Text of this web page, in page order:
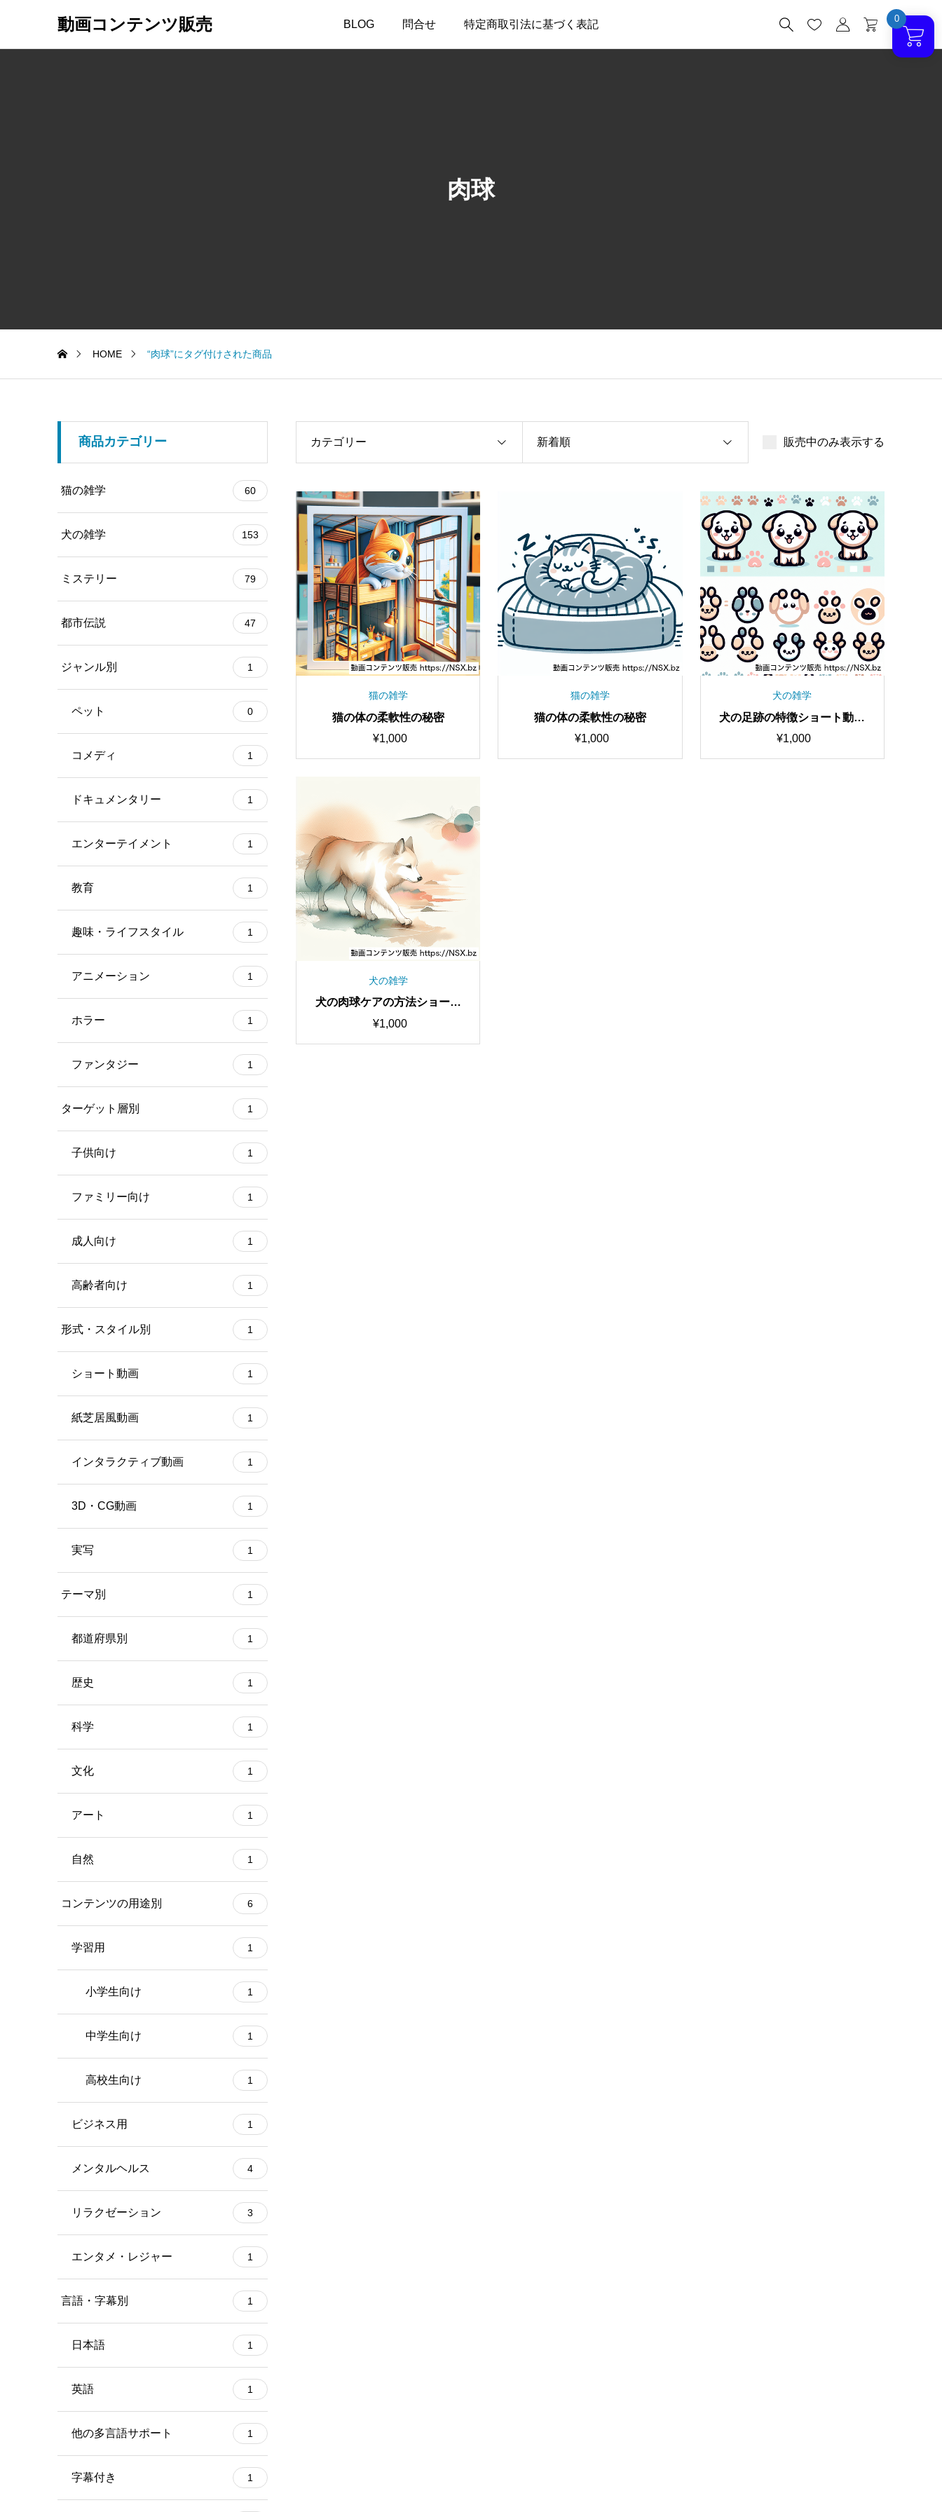
動画コンテンツ販売 BLOG 問合せ 特定商取引法に基づく表記    
肉球
HOME “肉球”にタグ付けされた商品
カテゴリー 新着順 販売中のみ表示する
猫の雑学
猫の体の柔軟性の秘密
¥1,000
猫の雑学
猫の体の柔軟性の秘密
¥1,000
犬の雑学
犬の足跡の特徴ショート動画
セット
¥1,000
犬の雑学
犬の肉球ケアの方法ショート
動画セット
¥1,000
商品カテゴリー
猫の雑学 60
犬の雑学 153
ミステリー 79
都市伝説 47
ジャンル別 1
ペット 0
コメディ 1
ドキュメンタリー 1
エンターテイメント 1
教育 1
趣味・ライフスタイル 1
アニメーション 1
ホラー 1
ファンタジー 1
ターゲット層別 1
子供向け 1
ファミリー向け 1
成人向け 1
高齢者向け 1
形式・スタイル別 1
ショート動画 1
紙芝居風動画 1
インタラクティブ動画 1
3D・CG動画 1
実写 1
テーマ別 1
都道府県別 1
歴史 1
科学 1
文化 1
アート 1
自然 1
コンテンツの用途別 6
学習用 1
小学生向け 1
中学生向け 1
高校生向け 1
ビジネス用 1
メンタルヘルス 4
リラクゼーション 3
エンタメ・レジャー 1
言語・字幕別 1
日本語 1
英語 1
他の多言語サポート 1
字幕付き 1
0